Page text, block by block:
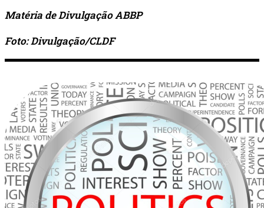
Matéria de Divulgação ABBP
Foto: Divulgação/CLDF